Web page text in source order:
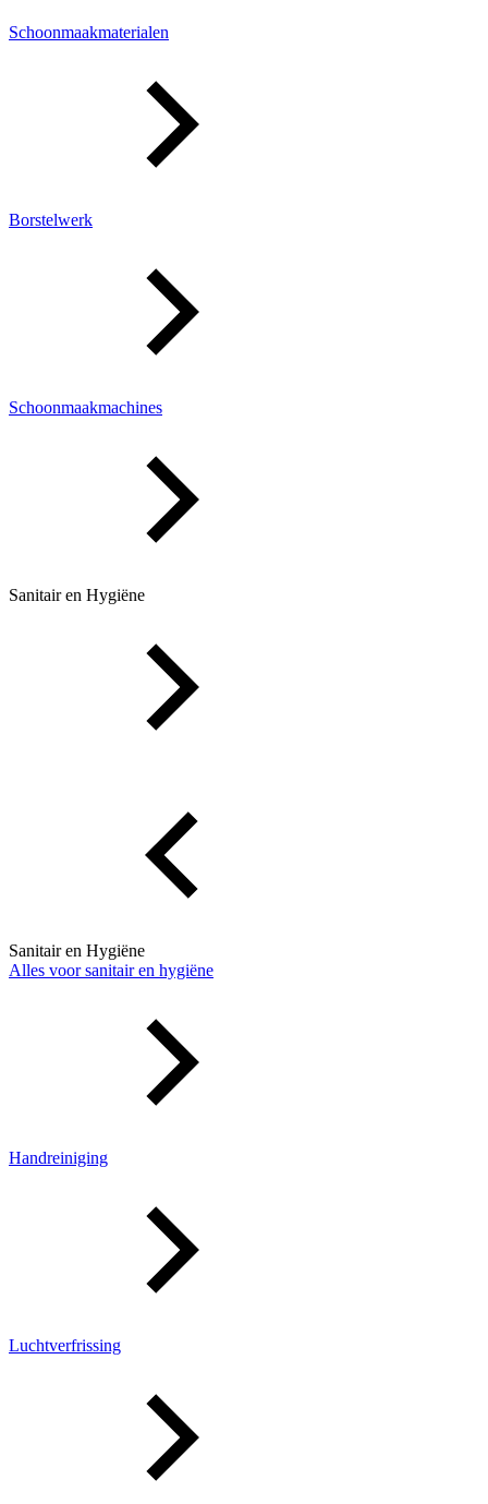
Schoonmaakmaterialen
Borstelwerk
Schoonmaakmachines
Sanitair en Hygiëne
Sanitair en Hygiëne
Alles voor sanitair en hygiëne
Handreiniging
Luchtverfrissing